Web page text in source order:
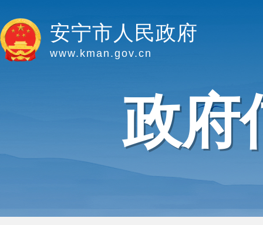
安宁市人民政府
www.kman.gov.cn
政府